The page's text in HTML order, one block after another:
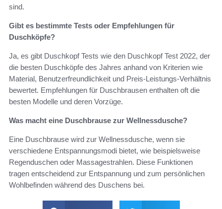
sind.
Gibt es bestimmte Tests oder Empfehlungen für
Duschköpfe?
Ja, es gibt Duschkopf Tests wie den Duschkopf Test 2022, der
die besten Duschköpfe des Jahres anhand von Kriterien wie
Material, Benutzerfreundlichkeit und Preis-Leistungs-Verhältnis
bewertet. Empfehlungen für Duschbrausen enthalten oft die
besten Modelle und deren Vorzüge.
Was macht eine Duschbrause zur Wellnessdusche?
Eine Duschbrause wird zur Wellnessdusche, wenn sie
verschiedene Entspannungsmodi bietet, wie beispielsweise
Regenduschen oder Massagestrahlen. Diese Funktionen
tragen entscheidend zur Entspannung und zum persönlichen
Wohlbefinden während des Duschens bei.